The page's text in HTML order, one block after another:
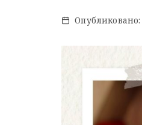
Опубликовано: